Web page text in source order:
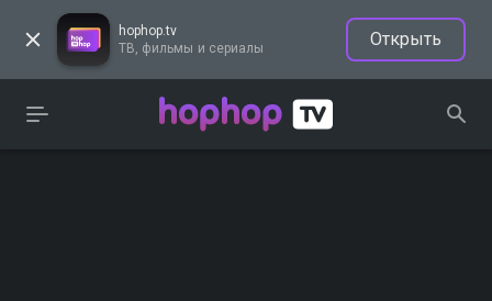
hophop.tv
ТВ, фильмы и сериалы
Открыть